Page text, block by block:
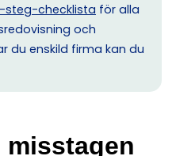
steg-checklista för alla
och
du enskild firma kan du
misstagen